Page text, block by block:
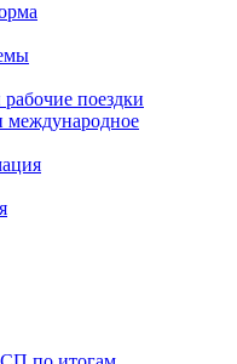
поездки
международное